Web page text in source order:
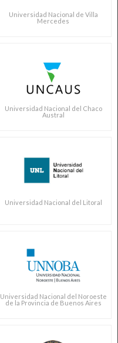
Universidad Nacional de Villa
Mercedes
Universidad Nacional del Chaco
Austral
Universidad Nacional del Litoral
Universidad Nacional del Noroeste
de la Provincia de Buenos Aires